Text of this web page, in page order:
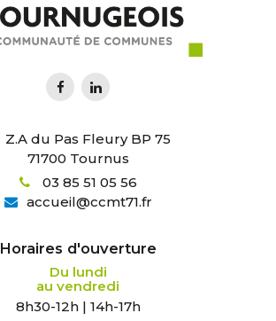
Z.A du Pas Fleury BP 75
71700 Tournus
03 85 51 05 56
accueil@ccmt71.fr
Horaires d'ouverture
Du lundi
au vendredi
8h30-12h | 14h-17h